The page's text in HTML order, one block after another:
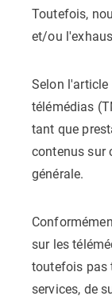
Toutefois,
et/ou
Selon l'article
télémédias
tant que
contenus sur
générale.
sur les
toutefois pas
services, de